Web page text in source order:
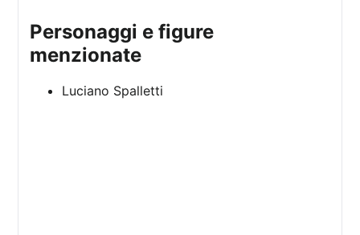
Personaggi e figure
menzionate
Luciano Spalletti